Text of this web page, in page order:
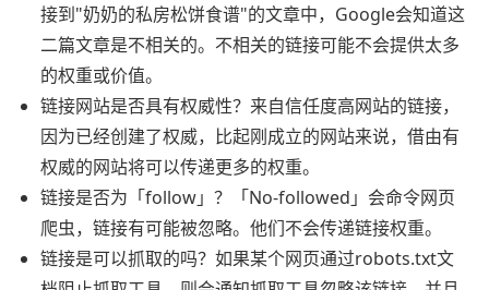
接到"奶奶的私房松饼食谱"的文章中，Google会知道这
二篇文章是不相关的。不相关的链接可能不会提供太多
的权重或价值。
链接网站是否具有权威性？来自信任度高网站的链接，
因为已经创建了权威，比起刚成立的网站来说，借由有
权威的网站将可以传递更多的权重。
链接是否为「follow」？「No-followed」会命令网页
爬虫，链接有可能被忽略。他们不会传递链接权重。
链接是可以抓取的吗？如果某个网页通过robots.txt文